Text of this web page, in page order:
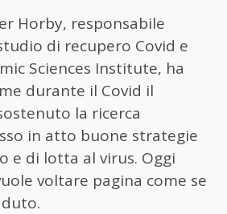
Horby, responsabile
di recupero Covid e
Sciences Institute, ha
durante il Covid il
la ricerca
in atto buone strategie
e di lotta al virus. Oggi
voltare pagina come se